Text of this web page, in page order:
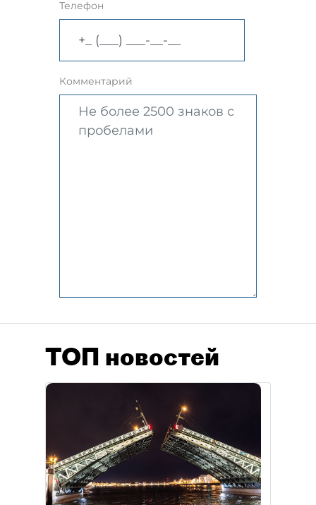
Телефон
Комментарий
ТОП новостей